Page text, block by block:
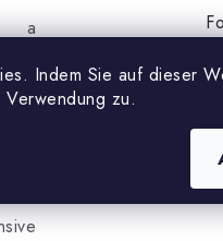
Indem Sie auf dieser
zu.
a